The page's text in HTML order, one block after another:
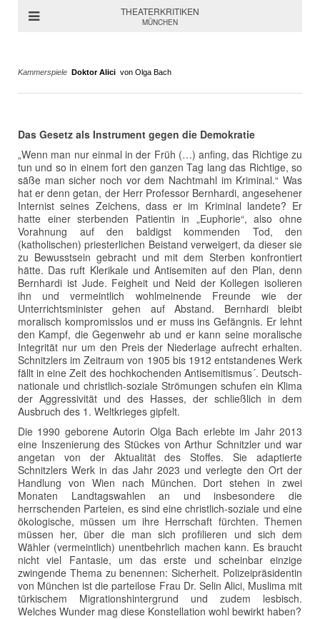
THEATERKRITIKEN
MÜNCHEN
Kammerspiele Doktor Alici von Olga Bach
Das Gesetz als Instrument gegen die Demokratie
„Wenn man nur einmal in der Früh (…) anfing, das Richtige zu
tun und so in einem fort den ganzen Tag lang das Richtige, so
säße man sicher noch vor dem Nachtmahl im Kriminal.“ Was
hat er denn getan, der Herr Professor Bernhardi, angesehener
Internist seines Zeichens, dass er im Kriminal landete? Er
hatte einer sterbenden Patientin in „Euphorie“, also ohne
Vorahnung auf den baldigst kommenden Tod, den
(katholischen) priesterlichen Beistand verweigert, da dieser sie
zu Bewusstsein gebracht und mit dem Sterben konfrontiert
hätte. Das ruft Klerikale und Antisemiten auf den Plan, denn
Bernhardi ist Jude. Feigheit und Neid der Kollegen isolieren
ihn und vermeintlich wohlmeinende Freunde wie der
Unterrichtsminister gehen auf Abstand. Bernhardi bleibt
moralisch kompromisslos und er muss ins Gefängnis. Er lehnt
den Kampf, die Gegenwehr ab und er kann seine moralische
Integrität nur um den Preis der Niederlage aufrecht erhalten.
Schnitzlers im Zeitraum von 1905 bis 1912 entstandenes Werk
fällt in eine Zeit des hochkochenden Antisemitismus´. Deutsch-
nationale und christlich-soziale Strömungen schufen ein Klima
der Aggressivität und des Hasses, der schließlich in dem
Ausbruch des 1. Weltkrieges gipfelt.
Die 1990 geborene Autorin Olga Bach erlebte im Jahr 2013
eine Inszenierung des Stückes von Arthur Schnitzler und war
angetan von der Aktualität des Stoffes. Sie adaptierte
Schnitzlers Werk in das Jahr 2023 und verlegte den Ort der
Handlung von Wien nach München. Dort stehen in zwei
Monaten Landtagswahlen an und insbesondere die
herrschenden Parteien, es sind eine christlich-soziale und eine
ökologische, müssen um ihre Herrschaft fürchten. Themen
müssen her, über die man sich profilieren und sich dem
Wähler (vermeintlich) unentbehrlich machen kann. Es braucht
nicht viel Fantasie, um das erste und scheinbar einzige
zwingende Thema zu benennen: Sicherheit. Polizeipräsidentin
von München ist die parteilose Frau Dr. Selin Alici, Muslima mit
türkischem Migrationshintergrund und zudem lesbisch.
Welches Wunder mag diese Konstellation wohl bewirkt haben?